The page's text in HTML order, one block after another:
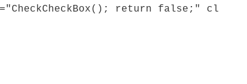
return false;"